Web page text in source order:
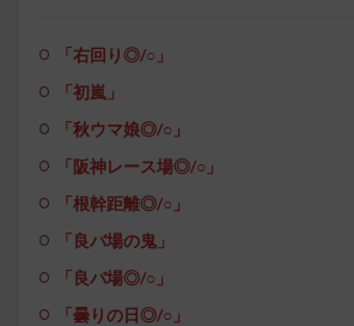
「右回り◎/○」
「初嵐」
「秋ウマ娘◎/○」
「阪神レース場◎/○」
「根幹距離◎/○」
「良バ場の鬼」
「良バ場◎/○」
「曇りの日◎/○」